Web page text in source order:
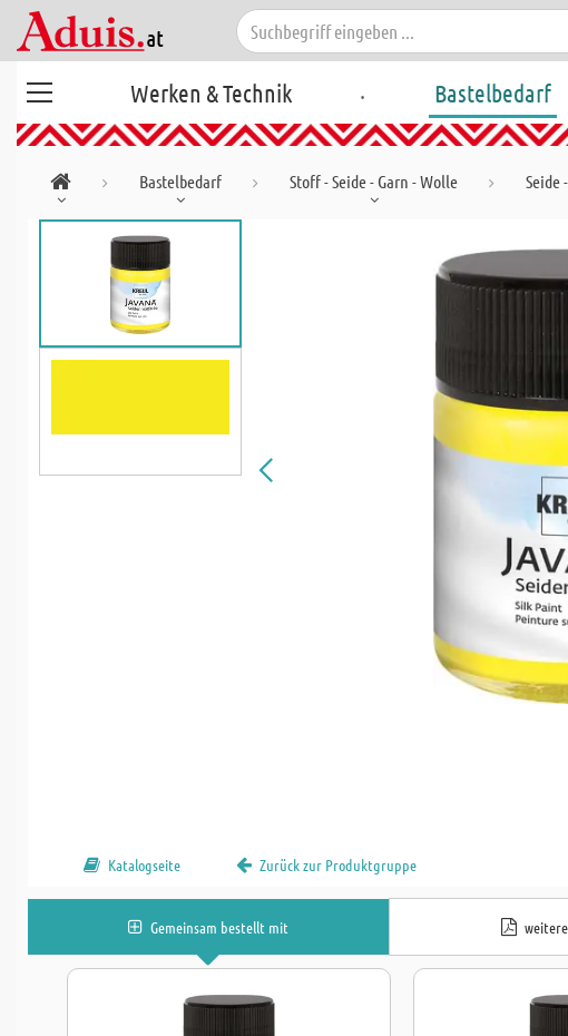
Werken & Technik . Bastelbedarf
Bastelbedarf Stoff - Seide - Garn - Wolle Seide
Katalogseite Zurück zur Produktgruppe
Gemeinsam bestellt mit